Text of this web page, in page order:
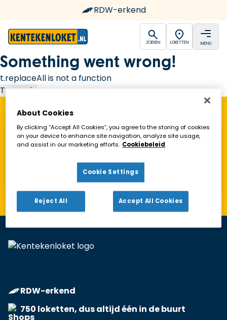
RDW-erkend
open
ZOEKEN LOKETTEN MENU
Something went wrong!
t.replaceAll is not a function
Try again
Vind een Kentekenloket in de buurt!
Toon alleen geopende loketten
RDW-erkend
750 loketten, dus altijd één in de buurt
About Cookies
By clicking “Accept All Cookies”, you agree to the storing of cookies
on your device to enhance site navigation, analyze site usage,
and assist in our marketing efforts. Cookiebeleid
Cookie Settings
Reject All Accept All Cookies